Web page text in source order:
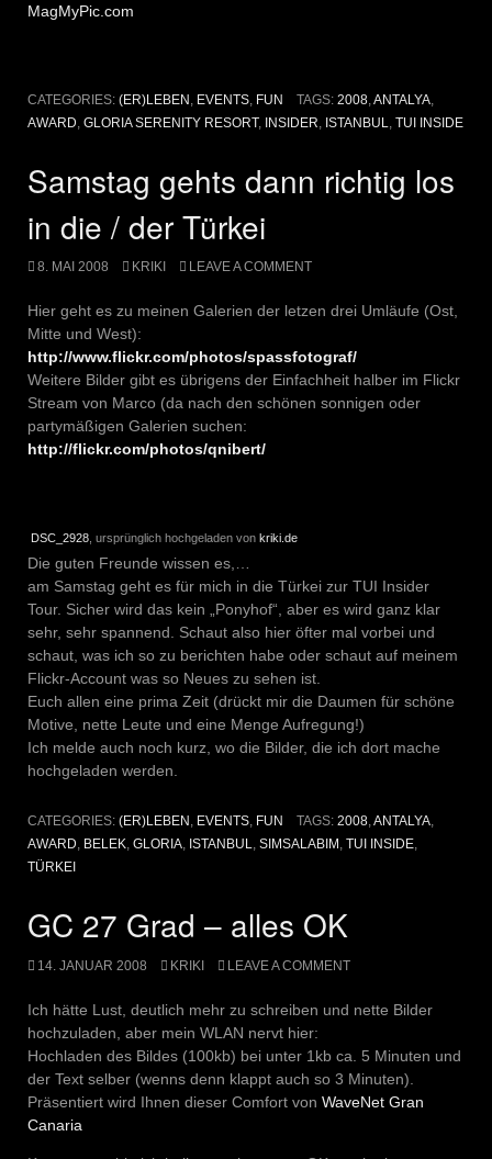
MagMyPic.com
CATEGORIES: (ER)LEBEN, EVENTS, FUN TAGS: 2008,ANTALYA,
AWARD, GLORIA SERENITY RESORT, INSIDER, ISTANBUL, TUI INSIDE
Samstag gehts dann richtig los
in die / der Türkei
8. MAI 2008 KRIKI LEAVE A COMMENT
Hier geht es zu meinen Galerien der letzen drei Umläufe (Ost,
Mitte und West):
http://www.flickr.com/photos/spassfotograf/
Weitere Bilder gibt es übrigens der Einfachheit halber im Flickr
Stream von Marco (da nach den schönen sonnigen oder
partymäßigen Galerien suchen:
http://flickr.com/photos/qnibert/
DSC_2928 , ursprünglich hochgeladen von kriki.de
Die guten Freunde wissen es,…
am Samstag geht es für mich in die Türkei zur TUI Insider
Tour. Sicher wird das kein „Ponyhof“, aber es wird ganz klar
sehr, sehr spannend. Schaut also hier öfter mal vorbei und
schaut, was ich so zu berichten habe oder schaut auf meinem
Flickr-Account was so Neues zu sehen ist.
Euch allen eine prima Zeit (drückt mir die Daumen für schöne
Motive, nette Leute und eine Menge Aufregung!)
Ich melde auch noch kurz, wo die Bilder, die ich dort mache
hochgeladen werden.
CATEGORIES: (ER)LEBEN , EVENTS, FUN TAGS: 2008,ANTALYA,
AWARD, BELEK, GLORIA, ISTANBUL, SIMSALABIM , TUI INSIDE,
TÜRKEI
GC 27 Grad – alles OK
14. JANUAR 2008 KRIKI LEAVE A COMMENT
Ich hätte Lust, deutlich mehr zu schreiben und nette Bilder
hochzuladen, aber mein WLAN nervt hier:
Hochladen des Bildes (100kb) bei unter 1kb ca. 5 Minuten und
der Text selber (wenns denn klappt auch so 3 Minuten).
Präsentiert wird Ihnen dieser Comfort von WaveNet Gran
Canaria